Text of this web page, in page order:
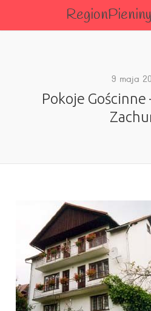
Wszystkie Obiekty
9 maja
Pokoje Gościnne